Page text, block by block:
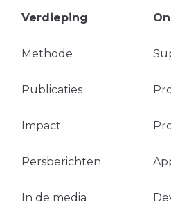
Verdieping
Methode
Publicaties
Impact
Persberichten
In de media